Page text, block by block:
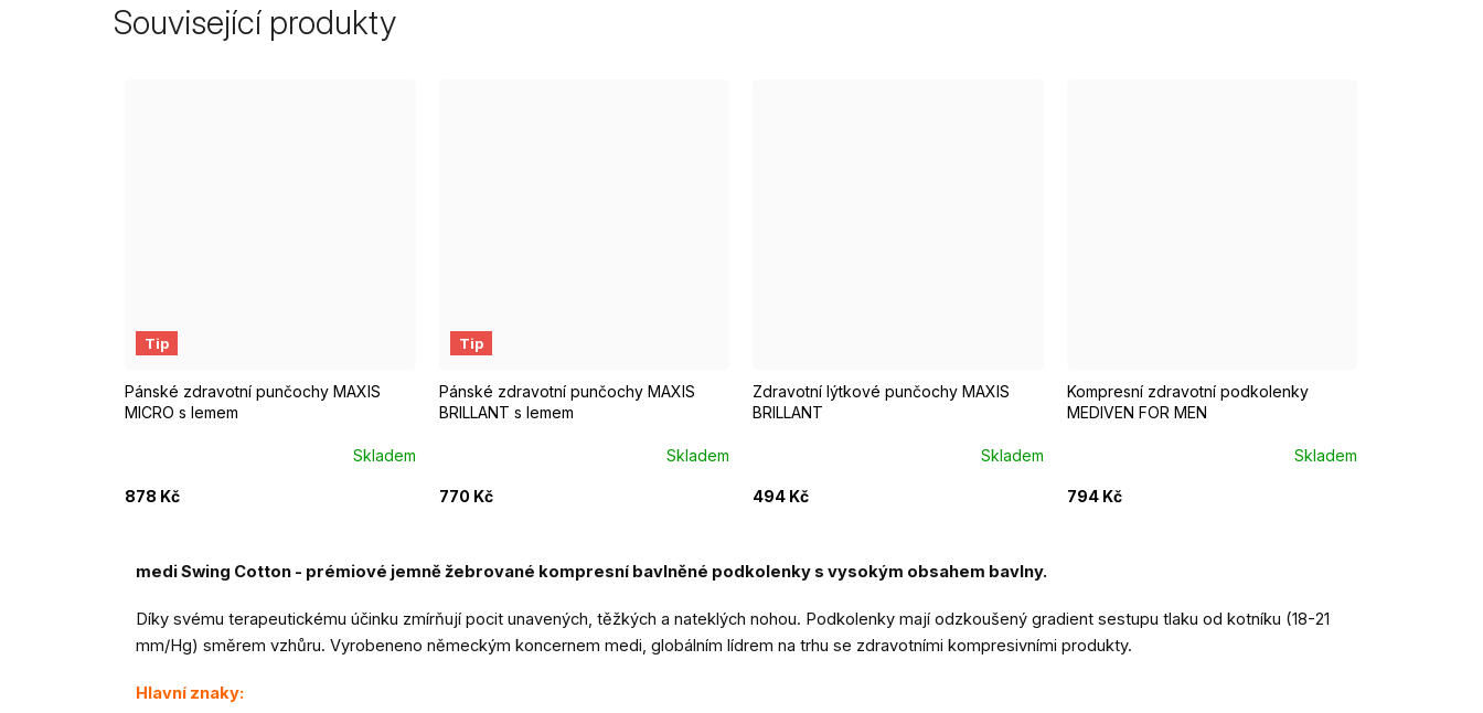
Související produkty
Tip
Pánské zdravotní punčochy MAXIS
MICRO s lemem
Skladem
878 Kč
Krátká
Tip
Pánské zdravotní punčochy MAXIS
BRILLANT s lemem
Skladem
770 Kč
Krátká
Zdravotní lýtkové punčochy MAXIS
BRILLANT
Skladem
494 Kč
Kompresní zdravotní podkolenky
MEDIVEN FOR MEN
Skladem
794 Kč
medi Swing Cotton - prémiové jemně žebrované kompresní bavlněné podkolenky s vysokým obsahem bavlny.
Díky svému terapeutickému účinku zmírňují pocit unavených, těžkých a nateklých nohou. Podkolenky mají odzkoušený gradient sestupu tlaku od kotníku (18-21
mm/Hg) směrem vzhůru. Vyrobeneno německým koncernem medi, globálním lídrem na trhu se zdravotními kompresivními produkty.
Hlavní znaky: